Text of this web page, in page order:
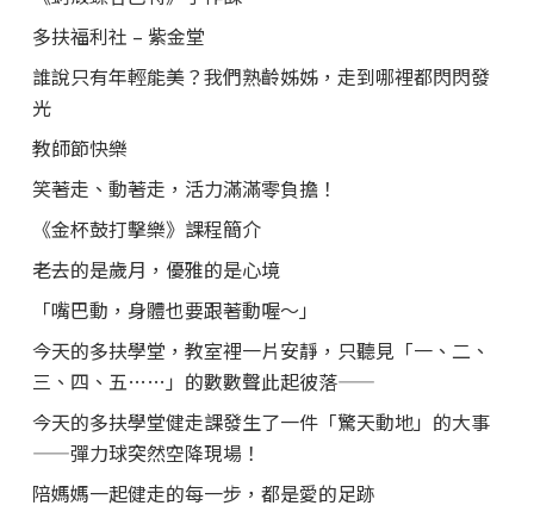
多扶福利社 – 紫金堂
誰說只有年輕能美？我們熟齡姊姊，走到哪裡都閃閃發
光
教師節快樂
笑著走、動著走，活力滿滿零負擔！
《金杯鼓打擊樂》課程簡介
老去的是歲月，優雅的是心境
「嘴巴動，身體也要跟著動喔～」
今天的多扶學堂，教室裡一片安靜，只聽見「一、二、
三、四、五……」的數數聲此起彼落——
今天的多扶學堂健走課發生了一件「驚天動地」的大事
——彈力球突然空降現場！
陪媽媽一起健走的每一步，都是愛的足跡